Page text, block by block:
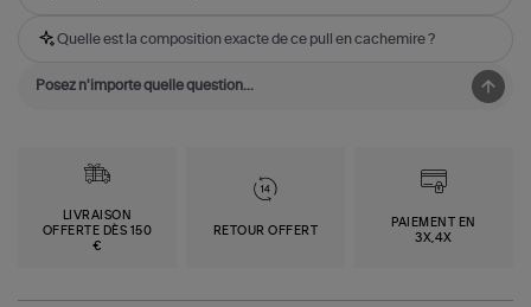
Quelle est la composition exacte de ce pull en cachemire ?
LIVRAISON
OFFERTE DÈS 150
€
RETOUR OFFERT
PAIEMENT EN
3X,4X